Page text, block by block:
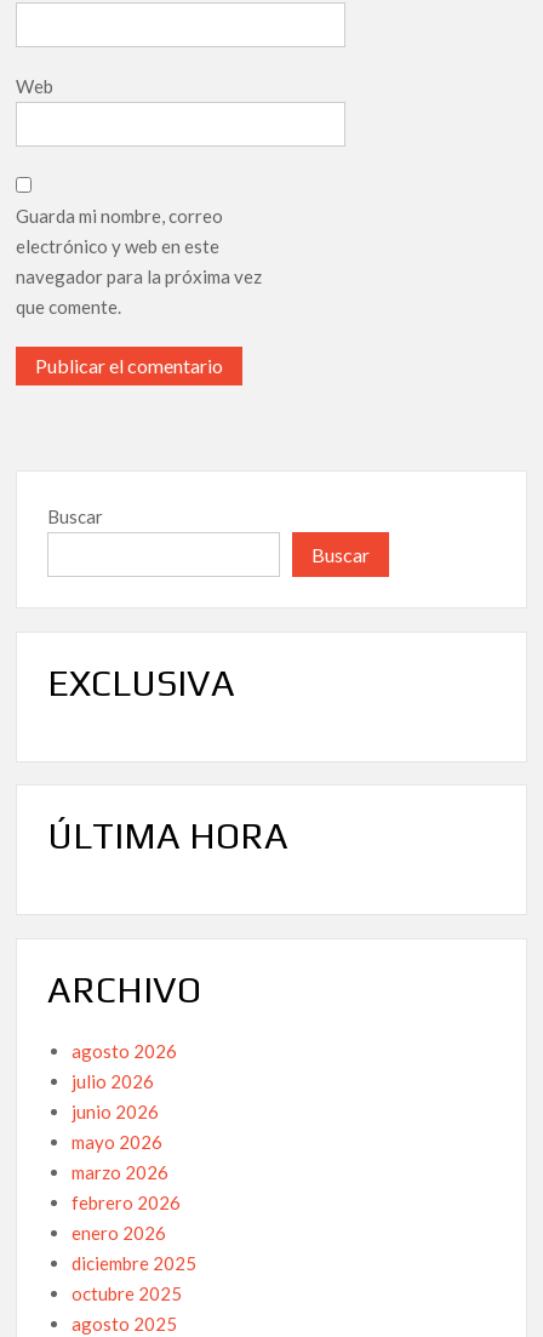
Web
Guarda mi nombre, correo
electrónico y web en este
navegador para la próxima vez
que comente.
Buscar
Buscar
EXCLUSIVA
ÚLTIMA HORA
ARCHIVO
agosto 2026
julio 2026
junio 2026
mayo 2026
marzo 2026
febrero 2026
enero 2026
diciembre 2025
octubre 2025
agosto 2025